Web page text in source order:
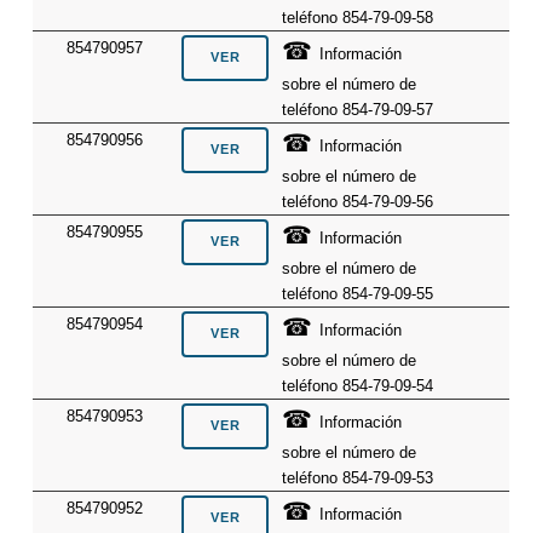
teléfono 854-79-09-58
854790957
☎
Información
sobre el número de
teléfono 854-79-09-57
854790956
☎
Información
sobre el número de
teléfono 854-79-09-56
854790955
☎
Información
sobre el número de
teléfono 854-79-09-55
854790954
☎
Información
sobre el número de
teléfono 854-79-09-54
854790953
☎
Información
sobre el número de
teléfono 854-79-09-53
854790952
☎
Información